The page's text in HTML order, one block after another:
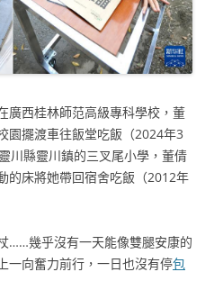
廣西桂林師范高級專科學校，董
園擺渡車往飯堂吃飯（2024年3
川縣靈川鎮的三叉尾小學，董倩
的床將她帶回宿舍吃飯（2012年
……幾乎沒有一天能像雙腿安康的
一向奮力前行，一日也沒有停包